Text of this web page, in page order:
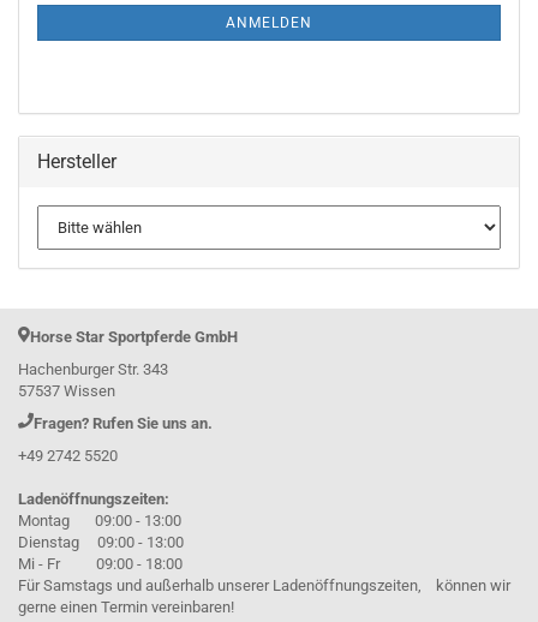
ANMELDEN
Hersteller
Horse Star Sportpferde GmbH
Hachenburger Str. 343
57537 Wissen
Fragen? Rufen Sie uns an.
+49 2742 5520
Ladenöffnungszeiten:
Montag 09:00 - 13:00
Dienstag 09:00 - 13:00
Mi - Fr 09:00 - 18:00
Für Samstags und außerhalb unserer Ladenöffnungszeiten, können wir
gerne einen Termin vereinbaren!